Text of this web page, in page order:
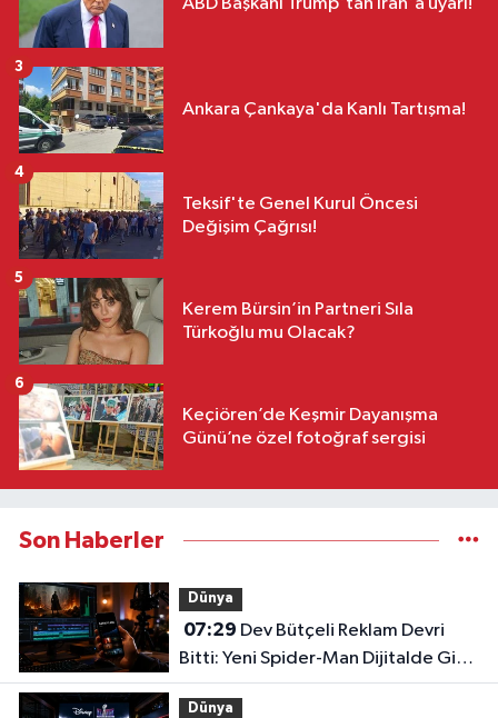
ABD Başkanı Trump'tan İran'a uyarı!
Ankara Çankaya'da Kanlı Tartışma!
3
Teksif'te Genel Kurul Öncesi
Değişim Çağrısı!
4
Kerem Bürsin’in Partneri Sıla
Türkoğlu mu Olacak?
5
Keçiören’de Keşmir Dayanışma
Günü’ne özel fotoğraf sergisi
6
Son Haberler
Dünya
07:29
Bitti: Yeni Spider-Man Dijitalde Gişe
Rekorlarını Altüst Etti!
Dünya